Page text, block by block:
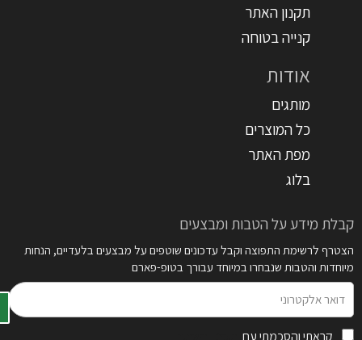
תקנון האתר
קנייה בטוחה
אודות
מותגים
כל המוצרים
מפת האתר
בלוג
קבלת מידע על הטבות ומבצעים
הצטרף לרשימת התפוצה וקבל עדכונים שוטפים על מבצעים בלעדיים, הנחות
מיוחדות והטבות שנבחרו במיוחד עבורך בטופ-פארם
אלקטרוני
קראתי והסכמתי עם